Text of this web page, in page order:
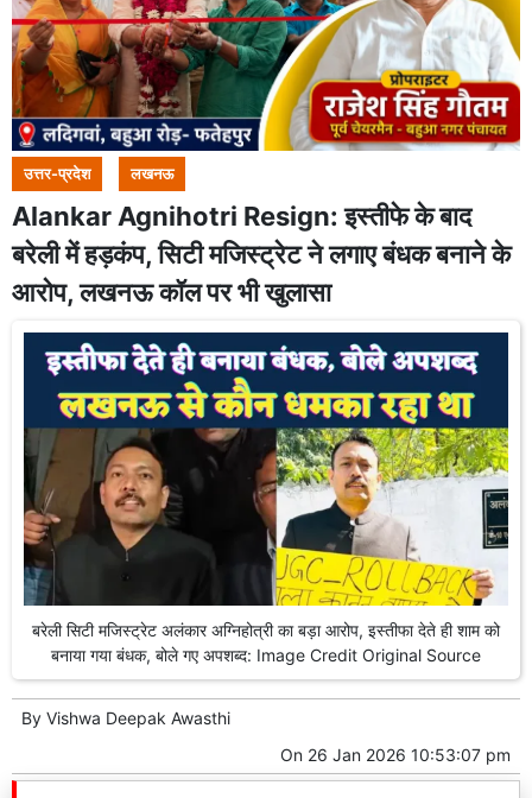
उत्तर-प्रदेश लखनऊ
Alankar Agnihotri Resign: इस्तीफे के बाद
बरेली में हड़कंप, सिटी मजिस्ट्रेट ने लगाए बंधक बनाने के
आरोप, लखनऊ कॉल पर भी खुलासा
बरेली सिटी मजिस्ट्रेट अलंकार अग्निहोत्री का बड़ा आरोप, इस्तीफा देते ही शाम को
बनाया गया बंधक, बोले गए अपशब्द: Image Credit Original Source
By Vishwa Deepak Awasthi
On 26 Jan 2026 10:53:07 pm